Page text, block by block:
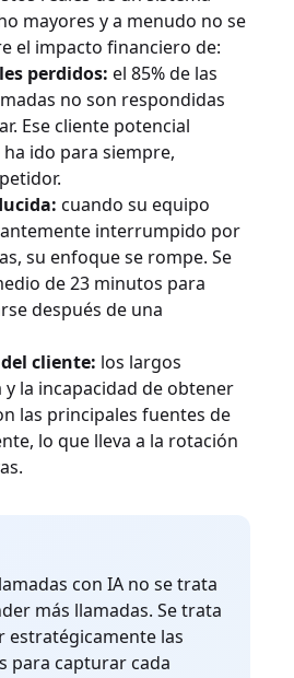
mayores y a menudo no se
el impacto financiero de:
perdidos: el 85% de las
no son respondidas
Ese cliente potencial
ido para siempre,
cuando su equipo
interrumpido por
su enfoque se rompe. Se
de 23 minutos para
después de una
cliente: los largos
la incapacidad de obtener
las principales fuentes de
lo que lleva a la rotación
con IA no se trata
más llamadas. Se trata
estratégicamente las
para capturar cada